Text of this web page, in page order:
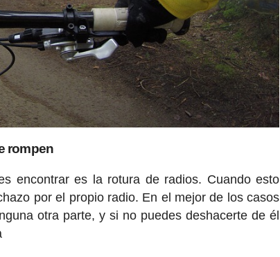
rompen
encontrar es la rotura de radios. Cuando esto
por el propio radio. En el mejor de los casos
otra parte, y si no puedes deshacerte de él